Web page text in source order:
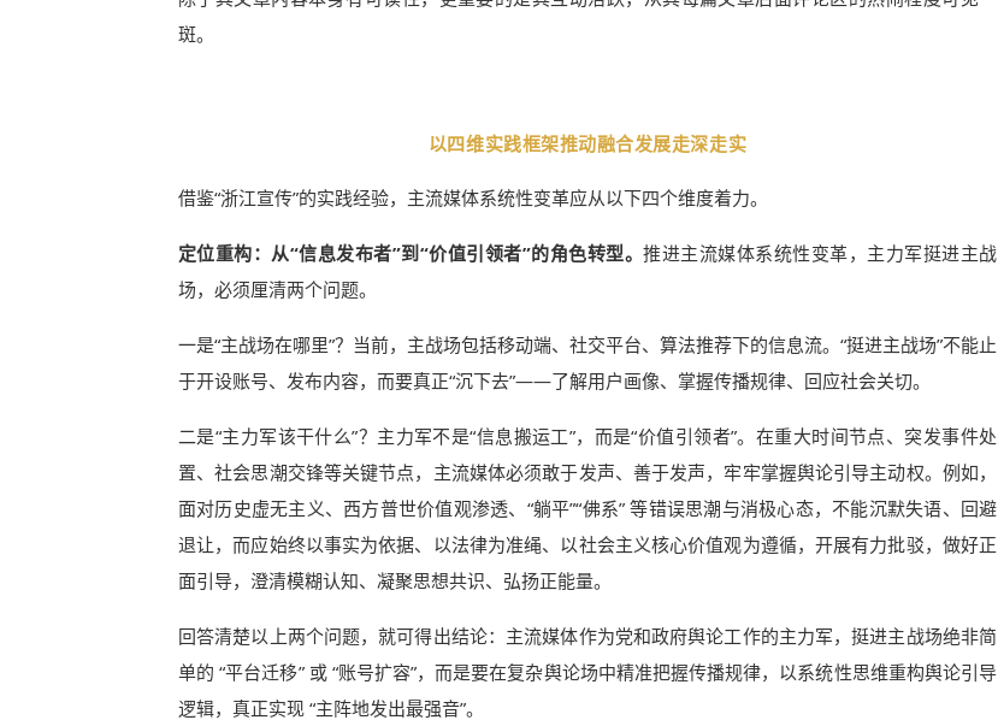
斑。
以四维实践框架推动融合发展走深走实
借鉴“浙江宣传”的实践经验，主流媒体系统性变革应从以下四个维度着力。
定位重构：从“信息发布者”到“价值引领者”的角色转型。推进主流媒体系统性变革，主力军挺进主战
场，必须厘清两个问题。
一是“主战场在哪里”？当前，主战场包括移动端、社交平台、算法推荐下的信息流。“挺进主战场”不能止
于开设账号、发布内容，而要真正“沉下去”——了解用户画像、掌握传播规律、回应社会关切。
二是“主力军该干什么”？主力军不是“信息搬运工”，而是“价值引领者”。在重大时间节点、突发事件处
置、社会思潮交锋等关键节点，主流媒体必须敢于发声、善于发声，牢牢掌握舆论引导主动权。例如，
面对历史虚无主义、西方普世价值观渗透、“躺平”“佛系” 等错误思潮与消极心态，不能沉默失语、回避
退让，而应始终以事实为依据、以法律为准绳、以社会主义核心价值观为遵循，开展有力批驳，做好正
面引导，澄清模糊认知、凝聚思想共识、弘扬正能量。
回答清楚以上两个问题，就可得出结论：主流媒体作为党和政府舆论工作的主力军，挺进主战场绝非简
单的 “平台迁移” 或 “账号扩容”，而是要在复杂舆论场中精准把握传播规律，以系统性思维重构舆论引导
逻辑，真正实现 “主阵地发出最强音”。